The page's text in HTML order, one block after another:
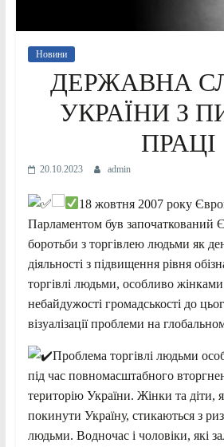
Новини
ДЕРЖАВНА
УКРАЇНИ З
ПРАЦІ
20.10.2023 admin
18 жовтня 2007 року
Парламентом був започаткований
боротьби з торгівлею людьми як
діяльності з підвищення рівня
торгівлі людьми, особливо жінками
небайдужості громадськості до
візуалізації проблеми на
Проблема торгівлі людьми
під час повномасштабного
територію України. Жінки та діти,
покинути Україну, стикаються з
людьми. Водночас і чоловіки, які